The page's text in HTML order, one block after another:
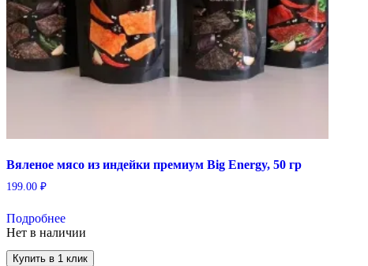
Вяленое мясо из индейки премиум Big Energy, 50 гр
199.00 ₽
Подробнее
Нет в наличии
Купить в 1 клик